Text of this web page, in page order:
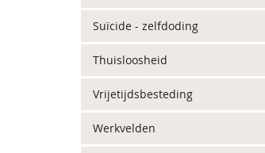
Suïcide - zelfdoding
Thuisloosheid
Vrijetijdsbesteding
Werkvelden